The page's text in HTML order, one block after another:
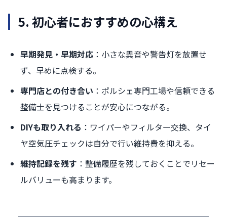
5. 初心者におすすめの心構え
早期発見・早期対応 ：小さな異音や警告灯を放置せ
ず、早めに点検する。
専門店との付き合い ：ポルシェ専門工場や信頼できる
整備士を見つけることが安心につながる。
DIYも取り入れる ：ワイパーやフィルター交換、タイ
ヤ空気圧チェックは自分で行い維持費を抑える。
維持記録を残す ：整備履歴を残しておくことでリセー
ルバリューも高まります。